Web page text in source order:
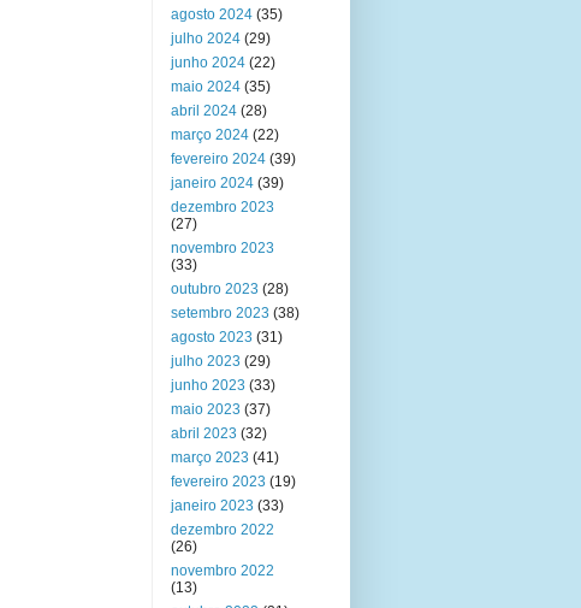
agosto 2024 (35)
julho 2024 (29)
junho 2024 (22)
maio 2024 (35)
abril 2024 (28)
março 2024 (22)
fevereiro 2024 (39)
janeiro 2024 (39)
dezembro 2023
(27)
novembro 2023
(33)
outubro 2023 (28)
setembro 2023 (38)
agosto 2023 (31)
julho 2023 (29)
junho 2023 (33)
maio 2023 (37)
abril 2023 (32)
março 2023 (41)
fevereiro 2023 (19)
janeiro 2023 (33)
dezembro 2022
(26)
novembro 2022
(13)